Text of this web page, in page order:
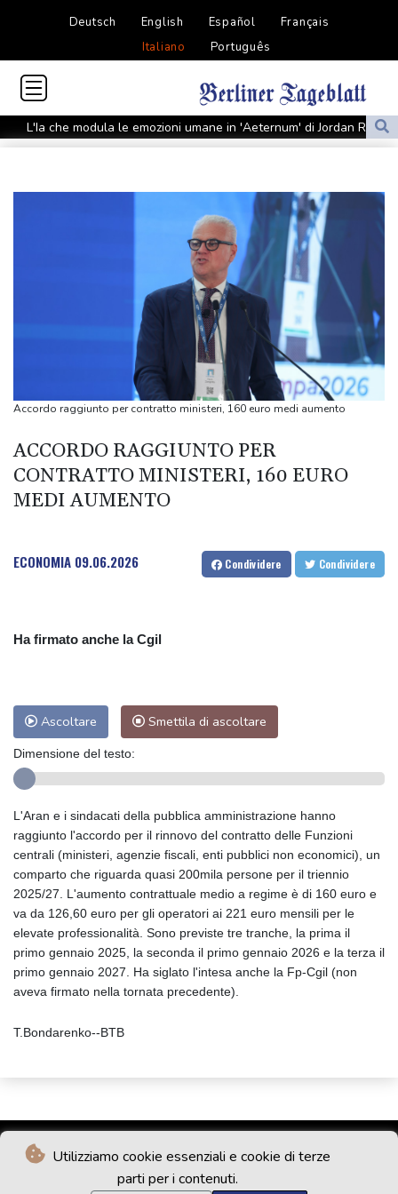
Utilizziamo cookie essenziali e cookie di terze
parti per i contenuti.
Deutsch English Español
Français
Italiano
Português
L'Ia che modula le emozioni umane in 'Aeternum' di Jordan River
Esce il 27 agosto 'Marco Bellocchio: La porta della Realtà'
Ministro pachistano, alleanza fra Paesi islamici è contro 'minaccia
Damasco annuncia un accordo con Mosca sulle basi militari
Damasco annuncia un accordo con Mosca sulle basi militari
Tajani, non sottovalutare rischio terrorismo, lo stop a Schengen
Ministro pachistano, alleanza fra Paesi islamici è contro 'minaccia
MotoGp: Raul Fernandez vince a Silverstone, Bezzecchi terzo
Coni 'Bianchedi in Figc, verificheremo opportunità e
incompatibilità'
Accordo raggiunto per contratto ministeri, 160 euro medi aumento
ACCORDO RAGGIUNTO PER
CONTRATTO MINISTERI, 160 EURO
MEDI AUMENTO
ECONOMIA 09.06.2026 Condividere Condividere
Ha firmato anche la Cgil
Ascoltare Smettila di ascoltare
Dimensione del testo:
L'Aran e i sindacati della pubblica amministrazione hanno
raggiunto l'accordo per il rinnovo del contratto delle Funzioni
centrali (ministeri, agenzie fiscali, enti pubblici non economici), un
comparto che riguarda quasi 200mila persone per il triennio
2025/27. L'aumento contrattuale medio a regime è di 160 euro e
va da 126,60 euro per gli operatori ai 221 euro mensili per le
elevate professionalità. Sono previste tre tranche, la prima il
primo gennaio 2025, la seconda il primo gennaio 2026 e la terza il
primo gennaio 2027. Ha siglato l'intesa anche la Fp-Cgil (non
aveva firmato nella tornata precedente).
T.Bondarenko--BTB